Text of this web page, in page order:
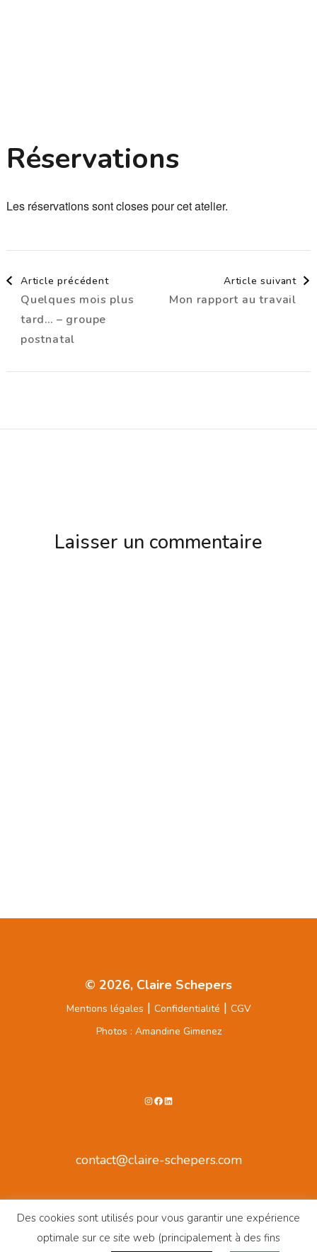
Réservations
Les réservations sont closes pour cet atelier.
Navigation
d'article
Article précédent
Quelques mois plus
tard… – groupe
postnatal
Article suivant
Mon rapport au travail
Laisser un commentaire
© 2026, Claire Schepers
Mentions légales | Confidentialité | CGV
Photos : Amandine Gimenez
Instagram
Facebook
LinkedIn
contact@claire-schepers.com
Des cookies sont utilisés pour vous garantir une expérience
optimale sur ce site web (principalement à des fins